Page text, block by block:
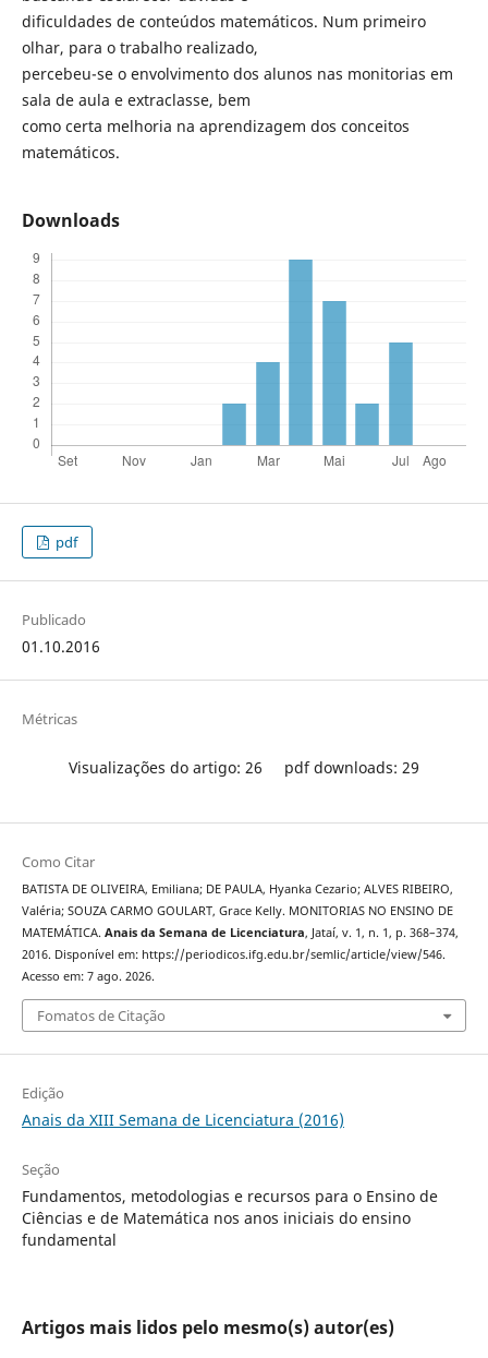
dificuldades de conteúdos matemáticos. Num primeiro
olhar, para o trabalho realizado,
percebeu-se o envolvimento dos alunos nas monitorias em
sala de aula e extraclasse, bem
como certa melhoria na aprendizagem dos conceitos
matemáticos.
Downloads
pdf
Publicado
01.10.2016
Métricas
Visualizações do artigo: 26 pdf downloads: 29
Como Citar
BATISTA DE OLIVEIRA, Emiliana; DE PAULA, Hyanka Cezario; ALVES RIBEIRO,
Valéria; SOUZA CARMO GOULART, Grace Kelly. MONITORIAS NO ENSINO DE
MATEMÁTICA. Anais da Semana de Licenciatura, Jataí, v. 1, n. 1, p. 368–374,
2016. Disponível em: https://periodicos.ifg.edu.br/semlic/article/view/546.
Acesso em: 7 ago. 2026.
Fomatos de Citação
Edição
Anais da XIII Semana de Licenciatura (2016)
Seção
Fundamentos, metodologias e recursos para o Ensino de
Ciências e de Matemática nos anos iniciais do ensino
fundamental
Artigos mais lidos pelo mesmo(s) autor(es)